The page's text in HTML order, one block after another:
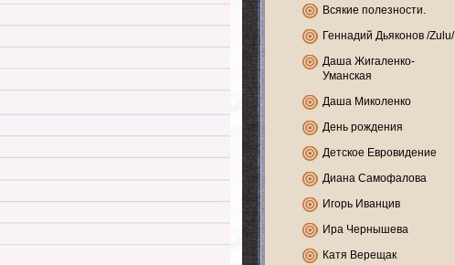
Всякие полезности.
Геннадий Дьяконов /Zulu/
Даша Жигаленко-
Уманская
Даша Миколенко
День рождения
Детское Евровидение
Диана Самофалова
Игорь Иванцив
Ира Чернышева
Катя Верещак